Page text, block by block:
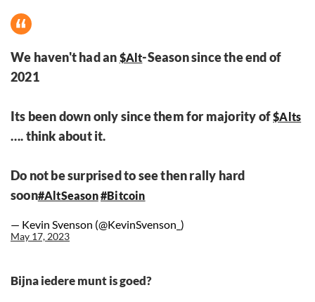
We haven't had an $Alt-Season since the end of
2021
Its been down only since them for majority of$Alts
…. think about it.
Do not be surprised to see then rally hard
soon#AltSeason#Bitcoin
— Kevin Svenson (@KevinSvenson_)
May 17, 2023
Bijna iedere munt is goed?